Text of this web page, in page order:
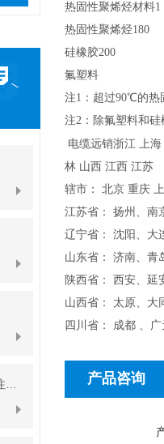
热固性聚烯烃材料1
热固性聚烯烃180
硅橡胶200
氟塑料
注1：超过90℃的热
注2：除氟塑料和
电缆远销浙江 上
林 山西 江西 江苏
辖市： 北京 重庆
江苏省： 扬州、南
辽宁省： 沈阳、大
山东省： 济南、青
陕西省： 西安、延
山西省： 太原、大
四川省： 成都 、
产品咨询